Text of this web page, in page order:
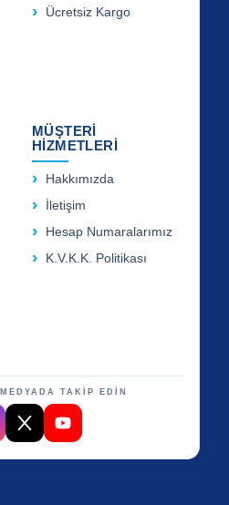
Ücretsiz Kargo
MÜŞTERİ
HİZMETLERİ
Hakkımızda
İletişim
Hesap Numaralarımız
K.V.K.K. Politikası
TAKİP EDİN